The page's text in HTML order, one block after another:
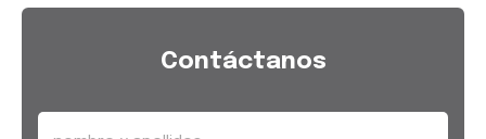
Contáctanos